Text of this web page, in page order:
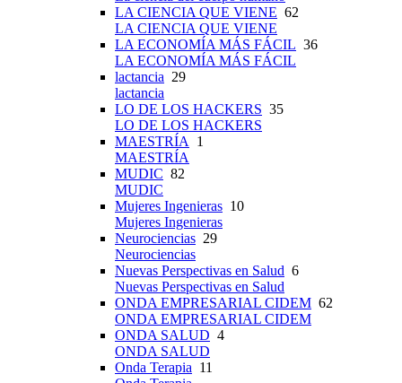
LA CIENCIA QUE VIENE 62
LA CIENCIA QUE VIENE
LA ECONOMÍA MÁS FÁCIL 36
LA ECONOMÍA MÁS FÁCIL
lactancia 29
lactancia
LO DE LOS HACKERS 35
LO DE LOS HACKERS
MAESTRÍA 1
MAESTRÍA
MUDIC 82
MUDIC
Mujeres Ingenieras 10
Mujeres Ingenieras
Neurociencias 29
Neurociencias
Nuevas Perspectivas en Salud 6
Nuevas Perspectivas en Salud
ONDA EMPRESARIAL CIDEM 62
ONDA EMPRESARIAL CIDEM
ONDA SALUD 4
ONDA SALUD
Onda Terapia 11